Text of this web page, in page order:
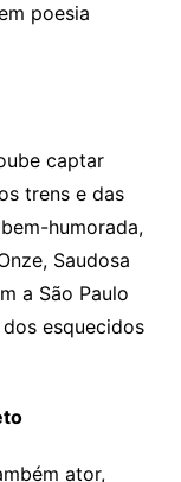
poesia
captar
trens e das
humorada,
Saudosa
a São Paulo
esquecidos
ator,